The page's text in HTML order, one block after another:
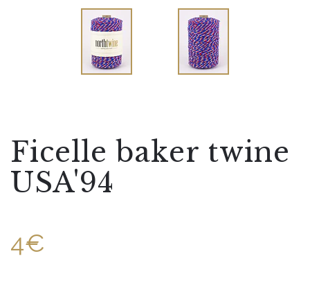
Ficelle baker twine
USA'94
4€